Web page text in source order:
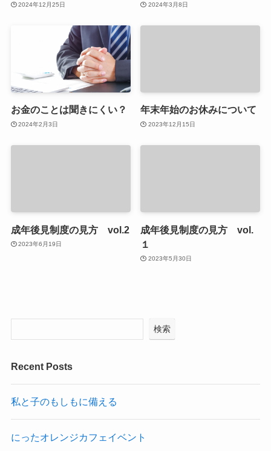
2024年12月25日 2024年3月8日
お金のことは聞きにくい？
2024年2月3日
年末年始のお休みについて
2023年12月15日
成年後見制度の見方 vol.2
2023年6月19日
成年後見制度の見方 vol.
１
2023年5月30日
検索
Recent Posts
私と子のもしもに備える
にったオレンジカフェイベント